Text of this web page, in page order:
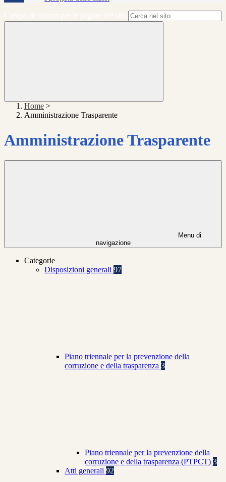
Home >
Amministrazione Trasparente
Amministrazione Trasparente
Menu di
navigazione
Categorie
Disposizioni generali 97
Piano triennale per la prevenzione della
corruzione e della trasparenza 3
Piano triennale per la prevenzione della
corruzione e della trasparenza (PTPCT) 3
Atti generali 92